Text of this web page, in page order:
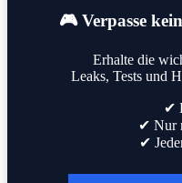
🎮 Verpasse
Erhalte die
Leaks, Tests und
✔
✔ Nur
✔